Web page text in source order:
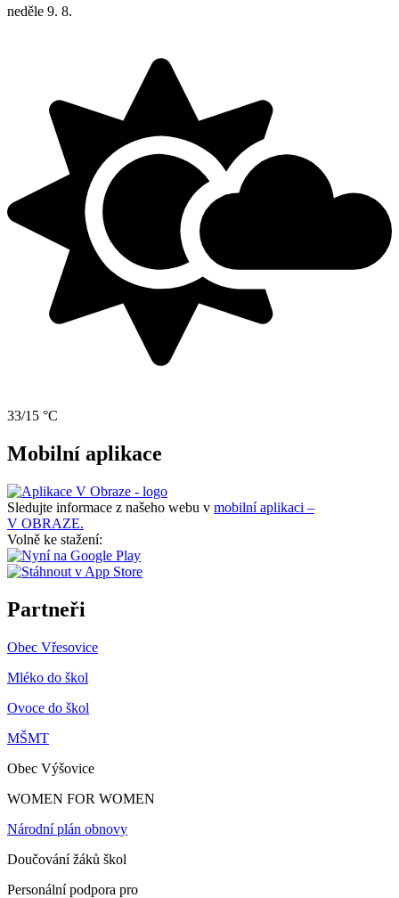
neděle 9. 8.
33/15 °C
Mobilní aplikace
Sledujte informace z našeho webu v mobilní aplikaci –
V OBRAZE.
Volně ke stažení:
Partneři
Obec Vřesovice
Mléko do škol
Ovoce do škol
MŠMT
Obec Výšovice
WOMEN FOR WOMEN
Národní plán obnovy
Doučování žáků škol
Personální podpora pro